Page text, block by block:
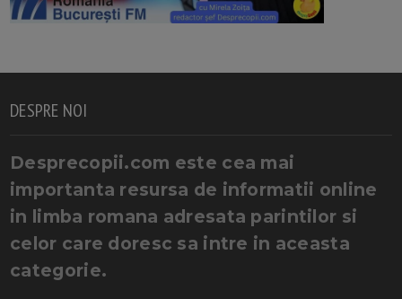
DESPRE NOI
Desprecopii.com este cea mai
importanta resursa de informatii online
in limba romana adresata parintilor si
celor care doresc sa intre in aceasta
categorie.